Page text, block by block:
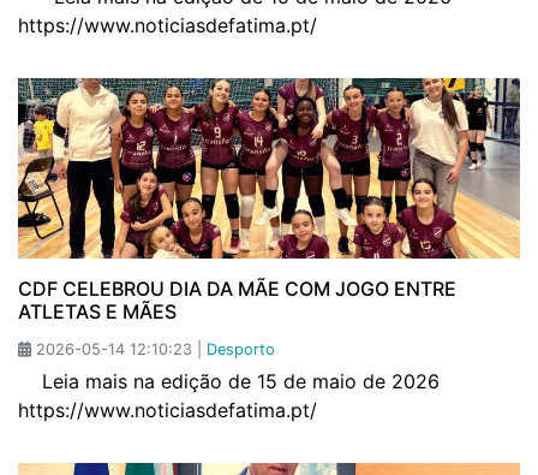
https://www.noticiasdefatima.pt/
CDF CELEBROU DIA DA MÃE COM JOGO ENTRE
ATLETAS E MÃES
2026-05-14 12:10:23 | Desporto
Leia mais na edição de 15 de maio de 2026
https://www.noticiasdefatima.pt/